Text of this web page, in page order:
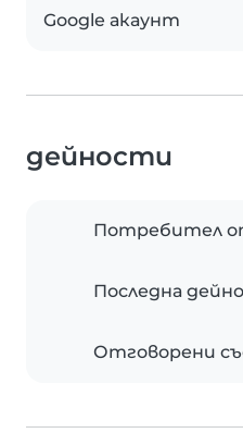
Google акаунт
дейности
Потребител
Последна
Отговорени